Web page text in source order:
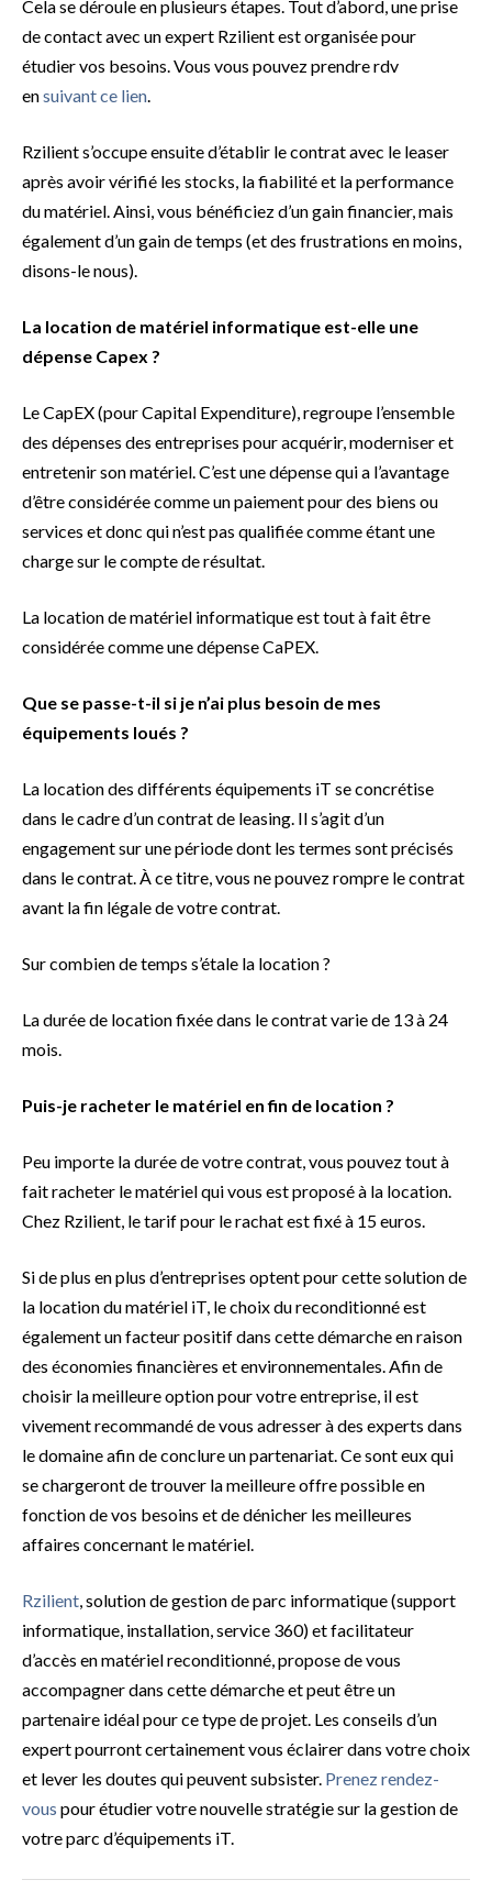
Cela se déroule en plusieurs étapes. Tout d’abord, une prise
de contact avec un expert Rzilient est organisée pour
étudier vos besoins. Vous vous pouvez prendre rdv
ensuivant ce lien.
Rzilient s’occupe ensuite d’établir le contrat avec le leaser
après avoir vérifié les stocks, la fiabilité et la performance
du matériel. Ainsi, vous bénéficiez d’un gain financier, mais
également d’un gain de temps (et des frustrations en moins,
disons-le nous).
La location de matériel informatique est-elle une
dépense Capex ?
Le CapEX (pour Capital Expenditure), regroupe l’ensemble
des dépenses des entreprises pour acquérir, moderniser et
entretenir son matériel. C’est une dépense qui a l’avantage
d’être considérée comme un paiement pour des biens ou
services et donc qui n’est pas qualifiée comme étant une
charge sur le compte de résultat.
La location de matériel informatique est tout à fait être
considérée comme une dépense CaPEX.
Que se passe-t-il si je n’ai plus besoin de mes
équipements loués ?
La location des différents équipements iT se concrétise
dans le cadre d’un contrat de leasing. Il s’agit d’un
engagement sur une période dont les termes sont précisés
dans le contrat. À ce titre, vous ne pouvez rompre le contrat
avant la fin légale de votre contrat.
Sur combien de temps s’étale la location ?
La durée de location fixée dans le contrat varie de 13 à 24
mois.
Puis-je racheter le matériel en fin de location ?
Peu importe la durée de votre contrat, vous pouvez tout à
fait racheter le matériel qui vous est proposé à la location.
Chez Rzilient, le tarif pour le rachat est fixé à 15 euros.
Si de plus en plus d’entreprises optent pour cette solution de
la location du matériel iT, le choix du reconditionné est
également un facteur positif dans cette démarche en raison
des économies financières et environnementales. Afin de
choisir la meilleure option pour votre entreprise, il est
vivement recommandé de vous adresser à des experts dans
le domaine afin de conclure un partenariat. Ce sont eux qui
se chargeront de trouver la meilleure offre possible en
fonction de vos besoins et de dénicher les meilleures
affaires concernant le matériel.
Rzilient, solution de gestion de parc informatique (support
informatique, installation, service 360) et facilitateur
d’accès en matériel reconditionné, propose de vous
accompagner dans cette démarche et peut être un
partenaire idéal pour ce type de projet. Les conseils d’un
expert pourront certainement vous éclairer dans votre choix
et lever les doutes qui peuvent subsister. Prenez rendez-
vous pour étudier votre nouvelle stratégie sur la gestion de
votre parc d’équipements iT.